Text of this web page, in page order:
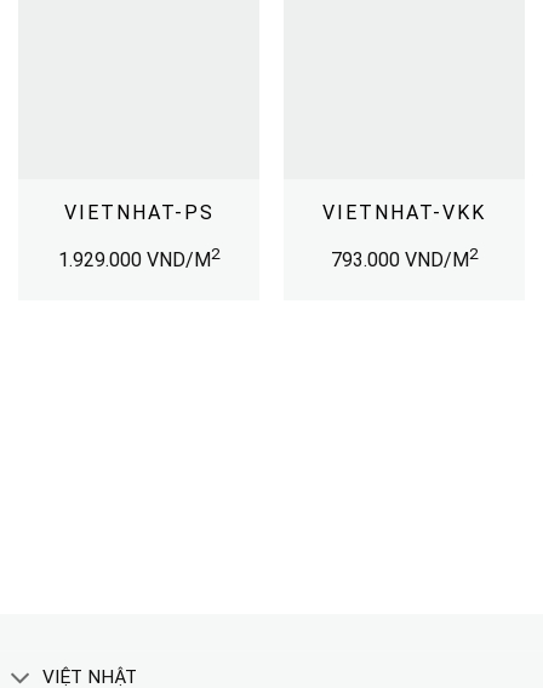
VIETNHAT-PS
1.929.000 VND/M2
VIETNHAT-VKK
793.000 VND/M2
VIỆT NHẬT